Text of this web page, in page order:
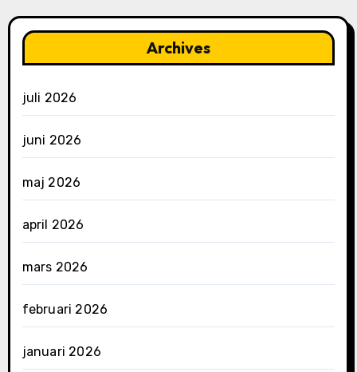
Archives
juli 2026
juni 2026
maj 2026
april 2026
mars 2026
februari 2026
januari 2026